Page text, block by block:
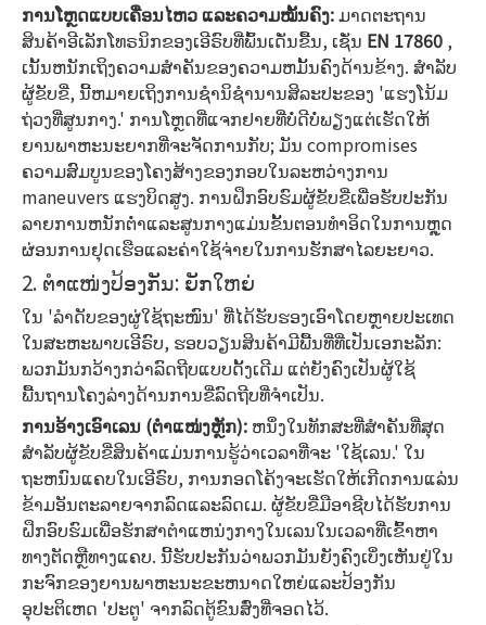
ການໂຫຼດແບບເຄື່ອນໄຫວ ແລະຄວາມໝັ້ນຄົງ:ມາດຕະຖານ
ສິນຄ້າອີເລັກໂທຣນິກຂອງເອີຣົບທີ່ພົ້ນເດັ່ນຂື້ນ, ເຊັ່ນ EN 17860 ,
ເນັ້ນຫນັກເຖິງຄວາມສໍາຄັນຂອງຄວາມຫມັ້ນຄົງດ້ານຂ້າງ. ສໍາລັບ
ຜູ້ຂັບຂີ່, ນີ້ຫມາຍເຖິງການຊໍານິຊໍານານສິລະປະຂອງ 'ແຮງໂນ້ມ
ຖ່ວງທີ່ສູນກາງ.' ການໂຫຼດທີ່ແຈກຢາຍທີ່ບໍ່ດີບໍ່ພຽງແຕ່ເຮັດໃຫ້
ຍານພາຫະນະຍາກທີ່ຈະຈັດການກັບ; ມັນ compromises
ຄວາມສົມບູນຂອງໂຄງສ້າງຂອງກອບໃນລະຫວ່າງການ
maneuvers ແຮງບິດສູງ. ການຝຶກອົບຮົມຜູ້ຂັບຂີ່ເພື່ອຮັບປະກັນ
ລາຍການຫນັກຕ່ໍາແລະສູນກາງແມ່ນຂັ້ນຕອນທໍາອິດໃນການຫຼຸດ
ຜ່ອນການຢຸດເຮືອແລະຄ່າໃຊ້ຈ່າຍໃນການຮັກສາໄລຍະຍາວ.
2. ຕຳແໜ່ງປ້ອງກັນ: ຍັກໃຫຍ່
ໃນ 'ລຳດັບຂອງຜູ່ໃຊ້ຖະໜົນ' ທີ່ໄດ້ຮັບຮອງເອົາໂດຍຫຼາຍປະເທດ
ໃນສະຫະພາບເອີຣົບ, ຮອບວຽນສິນຄ້າມີພື້ນທີ່ທີ່ເປັນເອກະລັກ:
ພວກມັນກວ້າງກວ່າລົດຖີບແບບດັ້ງເດີມ ແຕ່ຍັງຄົງເປັນຜູ້ໃຊ້
ພື້ນຖານໂຄງລ່າງດ້ານການຂີ່ລົດຖີບທີ່ຈຳເປັນ.
ການອ້າງເອົາເລນ (ຕໍາແໜ່ງຫຼັກ): ຫນຶ່ງໃນທັກສະທີ່ສໍາຄັນທີ່ສຸດ
ສໍາລັບຜູ້ຂັບຂີ່ສິນຄ້າແມ່ນການຮູ້ວ່າເວລາທີ່ຈະ 'ໃຊ້ເລນ.' ໃນ
ຖະຫນົນແຄບໃນເອີຣົບ, ການກອດໂຄ້ງຈະເຮັດໃຫ້ເກີດການແລ່ນ
ຂ້າມອັນຕະລາຍຈາກລົດແລະລົດເມ. ຜູ້ຂັບຂີ່ມືອາຊີບໄດ້ຮັບການ
ຝຶກອົບຮົມເພື່ອຮັກສາຕໍາແຫນ່ງກາງໃນເລນໃນເວລາທີ່ເຂົ້າຫາ
ທາງຕັດຫຼືທາງແຄບ. ນີ້ຮັບປະກັນວ່າພວກມັນຍັງຄົງເບິ່ງເຫັນຢູ່ໃນ
ກະຈົກຂອງຍານພາຫະນະຂະຫນາດໃຫຍ່ແລະປ້ອງກັນ
ອຸປະຕິເຫດ 'ປະຕູ' ຈາກລົດຕູ້ຂົນສົ່ງທີ່ຈອດໄວ້.